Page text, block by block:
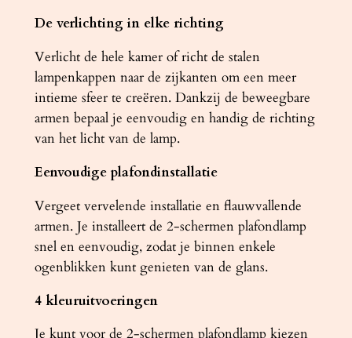
De verlichting in elke richting
Verlicht de hele kamer of richt de stalen
lampenkappen naar de zijkanten om een ​​meer
intieme sfeer te creëren. Dankzij de beweegbare
armen bepaal je eenvoudig en handig de richting
van het licht van de lamp.
Eenvoudige plafondinstallatie
Vergeet vervelende installatie en flauwvallende
armen. Je installeert de 2-schermen plafondlamp
snel en eenvoudig, zodat je binnen enkele
ogenblikken kunt genieten van de glans.
4 kleuruitvoeringen
Je kunt voor de 2-schermen plafondlamp kiezen